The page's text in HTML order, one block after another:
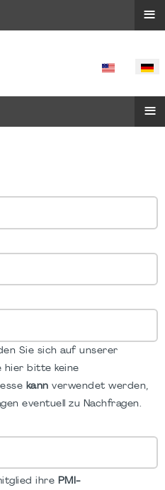
SPRACHE
≡
Sie sich auf unserer
hier bitte keine
kann verwendet werden,
eventuell zu Nachfragen.
ihre PMI-
≡